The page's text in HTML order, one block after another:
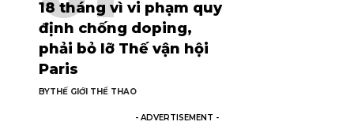
18 tháng vì vi phạm quy
định chống doping,
phải bỏ lỡ Thế vận hội
Paris
BYTHẾ GIỚI THỂ THAO
- ADVERTISEMENT -